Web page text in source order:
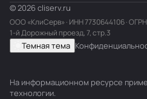
© 2026 cliserv.ru
ООО «КлиСерв» · ИНН7730644106·
1-й Дорожный проезд, 7, стр.3
Темная тема
На информационном ресурсе
технологии.